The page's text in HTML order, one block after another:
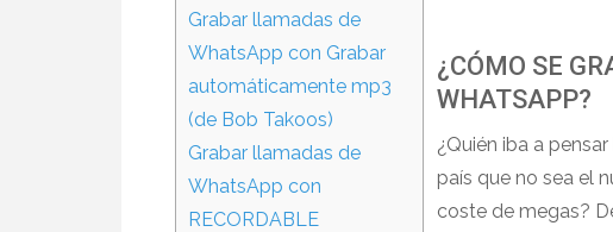
Grabar llamadas de
WhatsApp con Grabar
automáticamente mp3
(de Bob Takoos)
Grabar llamadas de
WhatsApp con
RECORDABLE
¿CÓMO SE
WHATSAPP?
¿Quién iba a
país que no sea el
coste de megas?